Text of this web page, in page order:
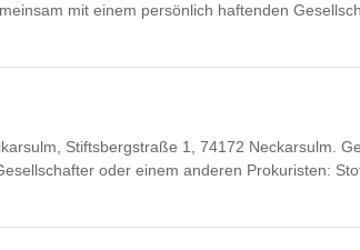
mit einem persönlich haftenden
Stiftsbergstraße 1, 74172 Neckarsulm.
oder einem anderen Prokuristen: